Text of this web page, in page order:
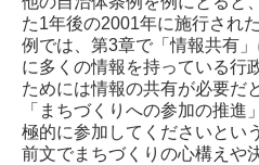
た1年後の2001年に施行され
例では、第3章で「情報共有
に多くの情報を持っている行
ためには情報の共有が必要だ
「まちづくりへの参加の推
極的に参加してくださいとい
前文でまちづくりの心構えや